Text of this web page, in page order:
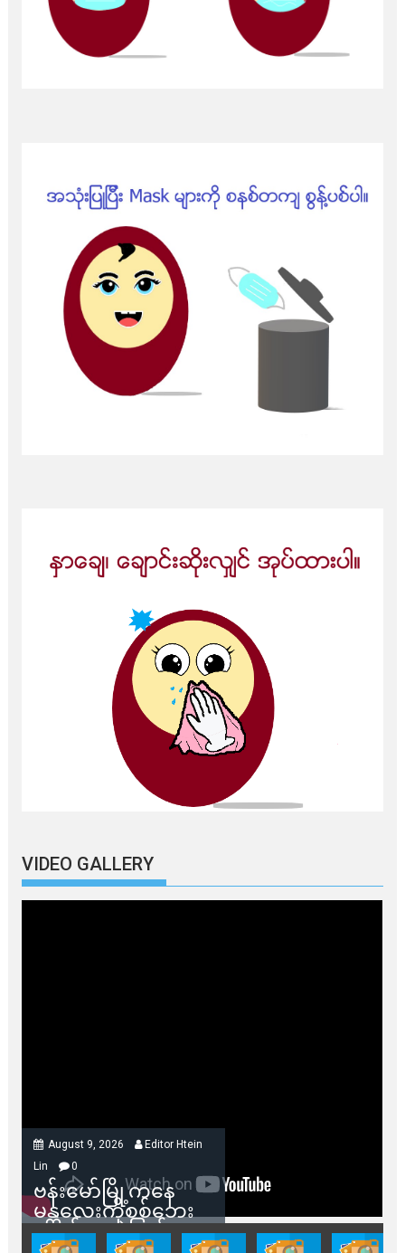
VIDEO GALLERY
August 9, 2026
Editor Htein
Lin
0
ဗန်းမော်မြို့ကနေ
မန္တလေးကိုစစ်ဘေး
ရှောင်နေတဲ့ပြည်သူ